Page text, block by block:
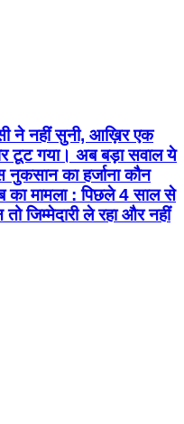
ने नहीं सुनी, आख़िर एक
टूट गया। अब बड़ा सवाल ये
का हर्जाना कौन
का मामला : पिछले 4 साल से
जिम्मेदारी ले रहा और नहीं